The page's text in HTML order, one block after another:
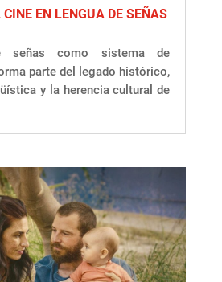
EN LENGUA DE SEÑAS
señas como sistema de
parte del legado histórico,
y la herencia cultural de